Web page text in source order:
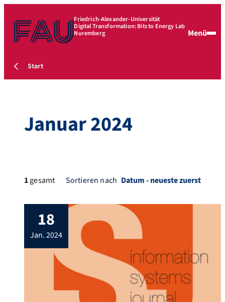
Friedrich-Alexander-Universität
Digital Transformation: Bits to Energy Lab
Nuremberg Menü
Start
Januar 2024
1gesamt Sortieren nach
18
jan. 2024